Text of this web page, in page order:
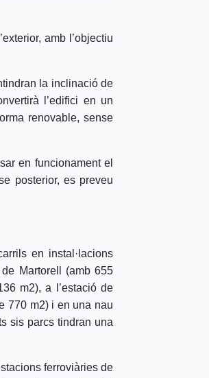
amb l’objectiu
la inclinació de
l’edifici en un
renovable, sense
en funcionament el
posterior, es preveu
en instal·lacions
Martorell (amb 655
m2), a l’estació de
770 m2) i en una nau
sis parcs tindran una
ferroviàries de